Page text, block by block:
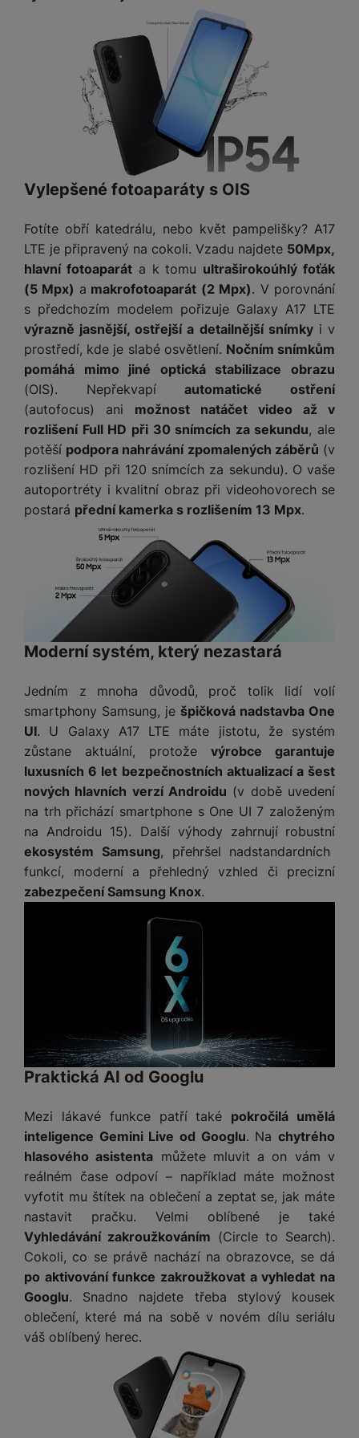
na našich stránkách, tak na stránkách třetích stran.
Vylepšené fotoaparáty s OIS
Fotíte obří katedrálu, nebo květ pampelišky? A17
LTE je připravený na cokoli. Vzadu najdete 50Mpx,
hlavní fotoaparáta k tomu ultraširokoúhlý foťák
(5 Mpx) a makrofotoaparát (2 Mpx). V porovnání
s předchozím modelem pořizuje Galaxy A17 LTE
výrazně jasnější, ostřejší a detailnější snímkyi v
prostředí, kde je slabé osvětlení. Nočním snímkům
pomáhá mimo jiné optická stabilizace obrazu
(OIS). Nepřekvapíautomatické ostření
(autofocus) ani možnost natáčet video až v
rozlišení Full HD při 30 snímcích za sekundu, ale
potěší podpora nahrávání zpomalených záběrů (v
rozlišení HD při 120 snímcích za sekundu). O vaše
autoportréty i kvalitní obraz při videohovorech se
postará přední kamerka s rozlišením 13 Mpx.
Moderní systém, který nezastará
Jedním z mnoha důvodů, proč tolik lidí volí
smartphony Samsung, je špičková nadstavba One
UI. U Galaxy A17 LTE máte jistotu, že systém
zůstane aktuální, protože výrobce garantuje
luxusních 6 let bezpečnostních aktualizací a šest
nových hlavních verzí Androidu (v době uvedení
na trh přichází smartphone s One UI 7 založeným
na Androidu 15). Další výhody zahrnují robustní
ekosystém Samsung, přehršel nadstandardních
funkcí, moderní a přehledný vzhled či precizní
zabezpečení Samsung Knox.
Praktická AI od Googlu
Mezi lákavé funkce patří také pokročilá umělá
inteligence Gemini Live od Googlu. Nachytrého
hlasového asistenta můžete mluvit a on vám v
reálném čase odpoví – například máte možnost
vyfotit mu štítek na oblečení a zeptat se, jak máte
nastavit pračku. Velmi oblíbené je také
Vyhledávání zakroužkováním (Circle to Search).
Cokoli, co se právě nachází na obrazovce, se dá
po aktivování funkce zakroužkovat a vyhledat na
Googlu. Snadno najdete třeba stylový kousek
oblečení, které má na sobě v novém dílu seriálu
váš oblíbený herec.